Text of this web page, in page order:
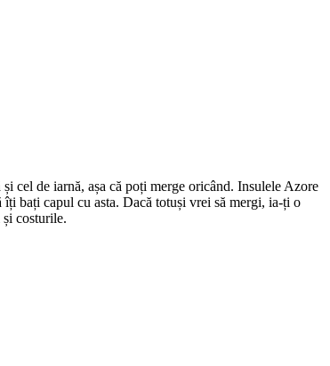
cel de iarnă, așa că poți merge oricând. Insulele Azore
bați capul cu asta. Dacă totuși vrei să mergi, ia-ți o
costurile.